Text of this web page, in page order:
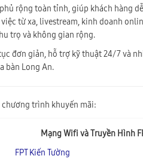
rộng toàn tỉnh, giúp khách hàng
từ xa, livestream, kinh doanh
trọ và không gian rộng.
đơn giản, hỗ trợ kỹ thuật 24/7 và
bàn Long An.
chương trình khuyến mãi:
Mạng Wifi và Truyền Hình
FPT Kiến Tường